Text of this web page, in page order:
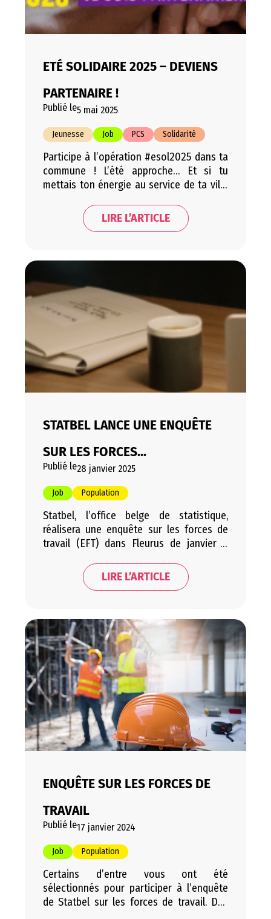
ETÉ SOLIDAIRE 2025 – DEVIENS
PARTENAIRE !
Publié le5 mai 2025
Jeunesse Job PCS Solidarité
Participe à l’opération #esol2025 dans ta
commune ! L’été approche… Et si tu
mettais ton énergie au service de ta ville
Été Solidaire, une initiative citoyenne,
utile et formatrice ! Profil recherché Alors,
LIRE L’ARTICLE
STATBEL LANCE UNE ENQUÊTE
SUR LES FORCES...
Publié le28 janvier 2025
Job Population
Statbel, l’office belge de statistique,
réalisera une enquête sur les forces de
travail (EFT) dans Fleurus de janvier à
objectif de recueillir des données
essentielles sur le marché du travail en
européens. Les informations récoltées
permettront d’élaborer des statistiques
cruciales…
LIRE L’ARTICLE
ENQUÊTE SUR LES FORCES DE
TRAVAIL
Publié le17 janvier 2024
Job Population
Certains d’entre vous ont été
sélectionnés pour participer à l’enquête
de Statbel sur les forces de travail. Des